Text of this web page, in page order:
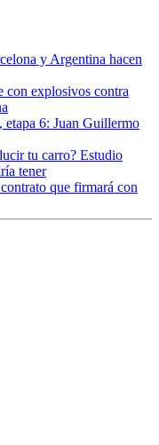
y Argentina hacen
con explosivos contra
6: Juan Guillermo
tu carro? Estudio
tener
que firmará con